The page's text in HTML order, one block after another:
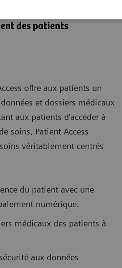
des patients
offre aux patients un
et dossiers médicaux
aux patients d’accéder à
soins, Patient Access
véritablement centrés
du patient avec une
numérique.
médicaux des patients à
aux données